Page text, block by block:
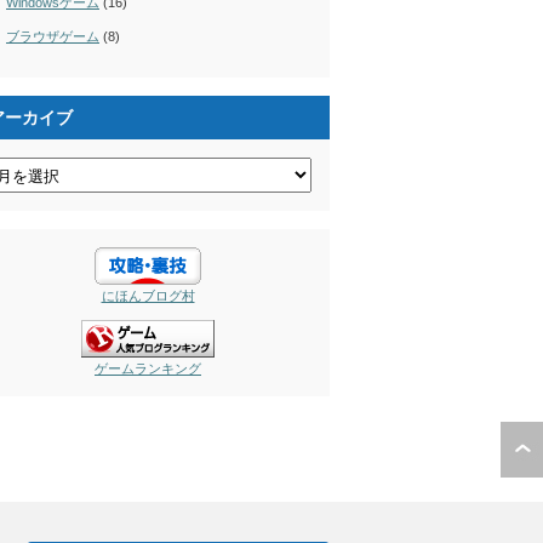
ブラウザゲーム (8)
ーカイブ
にほんブログ村
ゲームランキング